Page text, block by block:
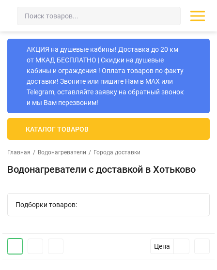
АКЦИЯ на душевые кабины! Доставка до 20 км
от МКАД БЕСПЛАТНО | Скидки на душевые
кабины и ограждения ! Оплата товаров по факту
доставки! Звоните или пишите Нам в MAX или
Telegram, оставляйте заявку на обратный звонок
и мы Вам перезвоним!
КАТАЛОГ ТОВАРОВ
Главная / Водонагреватели / Города доставки
Водонагреватели с доcтавкой в Хотьково
Подборки товаров:
Цена